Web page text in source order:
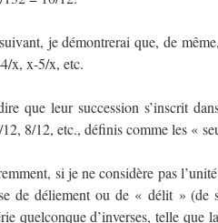
je démontrerai que, de
x, x-5/x, etc.
que leur succession s’inscrit
8/12, etc., définis comme les «
si je ne considère pas
de déliement ou de « délit » (de
quelconque d’inverses, telle